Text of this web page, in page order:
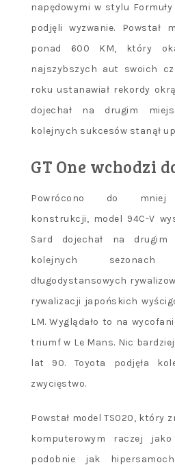
napędowymi w stylu
podjęli wyzwanie. Powstał
ponad 600 KM, który
najszybszych aut swoich
roku ustanawiał rekordy
dojechał na drugim
kolejnych sukcesów stanął
GT One wchodzi
Powrócono do mniej
konstrukcji, model 94C-V
Sard dojechał na
kolejnych
długodystansowych
rywalizacji japońskich
LM. Wyglądało to na
triumf w Le Mans. Nic
lat 90. Toyota podjęła
zwycięstwo.
Powstał model TS020, który
komputerowym raczej jako
podobnie jak